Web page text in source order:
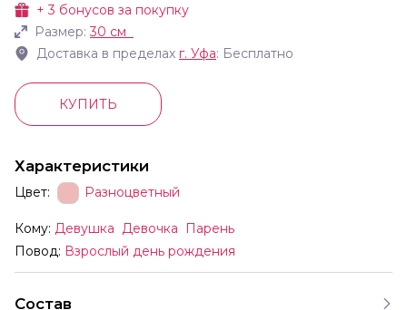
+3 бонусов за покупку
Размер:30 см
Доставка в пределах г. Уфа: Бесплатно
КУПИТЬ
Характеристики
Цвет: Разноцветный
Кому: Девушка Девочка
Парень
Повод: Взрослый день рождения
Состав